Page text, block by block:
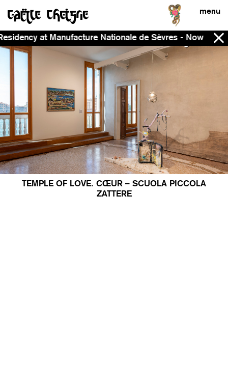
menu
Manufacture Nationale de Sèvres - Now - 2028
TEMPLE OF LOVE. CŒUR – SCUOLA PICCOLA
ZATTERE